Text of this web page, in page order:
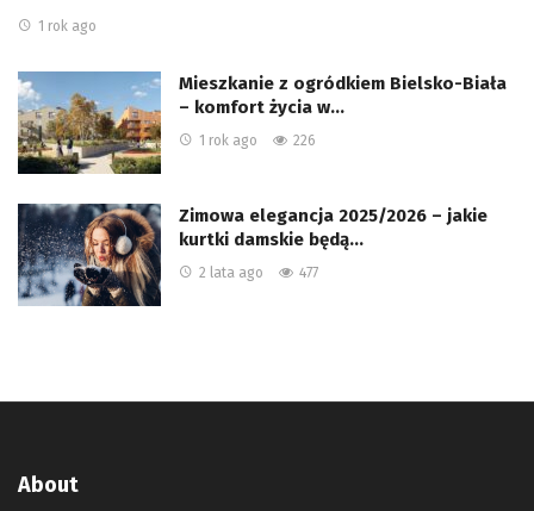
1 rok ago
Mieszkanie z ogródkiem Bielsko-Biała
– komfort życia w…
1 rok ago 226
Zimowa elegancja 2025/2026 – jakie
kurtki damskie będą…
2 lata ago 477
About